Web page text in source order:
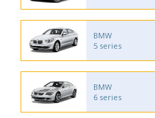
BMW
5 series
BMW
6 series